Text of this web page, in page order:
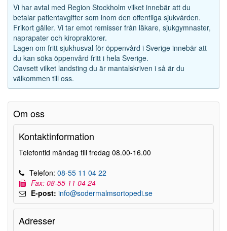
Vi har avtal med Region Stockholm vilket innebär att du
betalar patientavgifter som inom den offentliga sjukvården.
Frikort gäller. Vi tar emot remisser från läkare, sjukgymnaster,
naprapater och kiropraktorer.
Lagen om fritt sjukhusval för öppenvård i Sverige innebär att
du kan söka öppenvård fritt i hela Sverige.
Oavsett vilket landsting du är mantalskriven i så är du
välkommen till oss.
Om oss
Kontaktinformation
Telefontid måndag till fredag 08.00-16.00
Telefon: 08-55 11 04 22
Fax: 08-55 11 04 24
E-post: info@sodermalmsortopedi.se
Adresser